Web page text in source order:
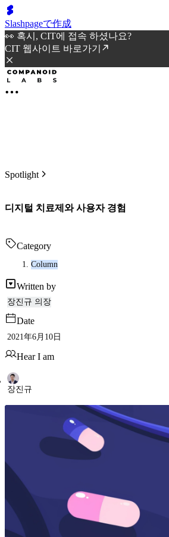
Slashpageで作成
👀 혹시, CIT에 접속 하셨나요?
CIT 웹사이트 바로가기
Spotlight
디지털 치료제와 사용자 경험
Category
Column
Written by
장진규 의장
Date
2021年6月10日
Hear I am
장진규